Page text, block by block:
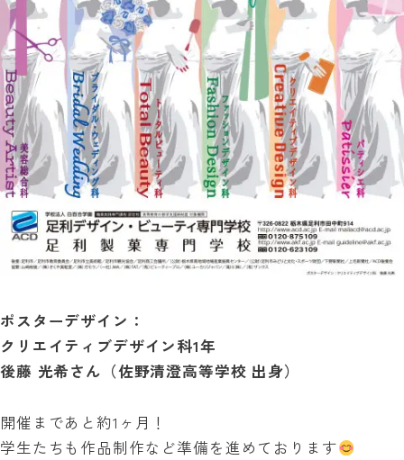
ポスターデザイン：
クリエイティブデザイン科1年
後藤 光希さん（佐野清澄高等学校 出身）
開催まであと約1ヶ月！
学生たちも作品制作など準備を進めております